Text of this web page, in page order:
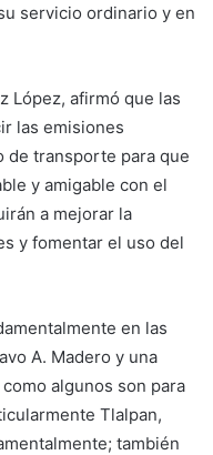
servicio ordinario y en
López, afirmó que las
las emisiones
de transporte para que
y amigable con el
a mejorar la
y fomentar el uso del
en las
A. Madero y una
algunos son para
Tlalpan,
también